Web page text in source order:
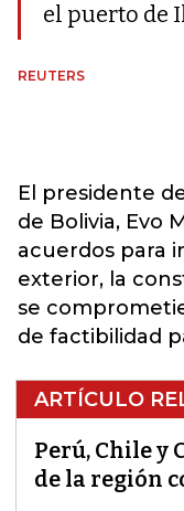
el puerto de
REUTERS
El presidente
de Bolivia, Evo
acuerdos para
exterior, la
se
de factibilidad
ARTÍCULO
Perú, Chile y
de la región